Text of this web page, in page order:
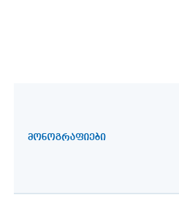
ᲛᲝᲜᲝᲒᲠᲐᲤᲘᲔᲑᲘ